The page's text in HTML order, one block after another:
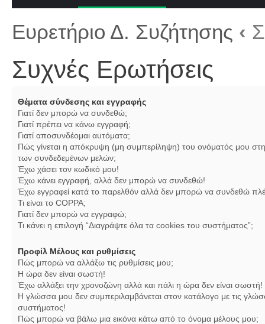
Ευρετήριο Δ. Συζήτησης ‹
Συχνές Ερωτήσεις
Θέματα σύνδεσης και εγγραφής
Γιατί δεν μπορώ να συνδεθώ;
Γιατί πρέπει να κάνω εγγραφή;
Γιατί αποσυνδέομαι αυτόματα;
Πώς γίνεται η απόκρυψη (μη συμπερίληψη) του ονόματός μου στη
των συνδεδεμένων μελών;
Έχω χάσει τον κωδικό μου!
Έχω κάνει εγγραφή, αλλά δεν μπορώ να συνδεθώ!
Έχω εγγραφεί κατά το παρελθόν αλλά δεν μπορώ να συνδεθώ
Τι είναι το COPPA;
Γιατί δεν μπορώ να εγγραφώ;
Τι κάνει η επιλογή “Διαγράψτε όλα τα cookies του συστήματος”;
Προφίλ Μέλους και ρυθμίσεις
Πώς μπορώ να αλλάξω τις ρυθμίσεις μου;
Η ώρα δεν είναι σωστή!
Έχω αλλάξει την χρονοζώνη αλλά και πάλι η ώρα δεν είναι σωστή!
Η γλώσσα μου δεν συμπεριλαμβάνεται στον κατάλογο με τις
συστήματος!
Πώς μπορώ να βάλω μια εικόνα κάτω από το όνομα μέλους μου;